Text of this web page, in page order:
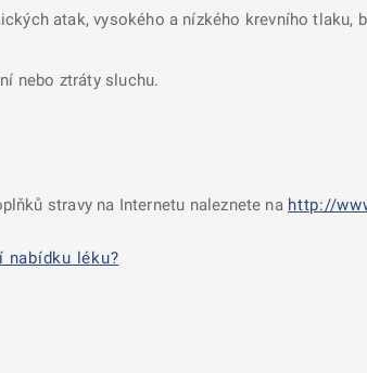
atak, vysokého a nízkého krevního
nebo ztráty sluchu.
stravy na Internetu naleznete na http://
nabídku léku?